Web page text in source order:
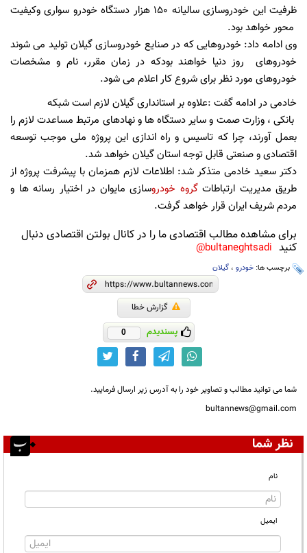
ظرفیت این خودروسازی سالیانه ۱۵۰ هزار دستگاه خودرو سواری وکیفیت
محور خواهد بود.
وی ادامه داد: خودروهایی که در صنایع خودروسازی گیلان تولید می شوند
خودروهای روز دنیا خواهند بودکه در زمان مقرر، نام و مشخصات
خودروهای مورد نظر برای شروع کار اعلام می شود.
خادمی در ادامه گفت :علاوه بر استانداری گیلان لازم است شبکه
بانکی ، وزارت صمت و سایر دستگاه ها و نهادهای مرتبط مساعدت لازم را
بعمل آورند، چرا که تاسیس و راه اندازی این پروژه ملی موجب توسعه
اقتصادی و صنعتی قابل توجه استان گیلان خواهد شد.
دکتر سعید خادمی متذکر شد: اطلاعات لازم همزمان با پیشرفت پروژه از
طریق مدیریت ارتباطاتگروه خودروسازی مایوان در اختیار رسانه ها و
مردم شریف ایران قرار خواهد گرفت.
برای مشاهده مطالب اقتصادی ما را در کانال بولتن اقتصادی دنبال
کنید bultaneghtsadi@
برچسب ها: خودرو ، گیلان
گزارش خطا
پسندیدم 0
شما می توانید مطالب و تصاویر خود را به آدرس زیر ارسال فرمایید.
bultannews@gmail.com
نظر شما
نام
ایمیل